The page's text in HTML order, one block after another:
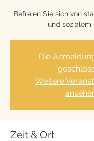
Befreien Sie sich von
und sozialem
Die
Weitere
Zeit & Ort